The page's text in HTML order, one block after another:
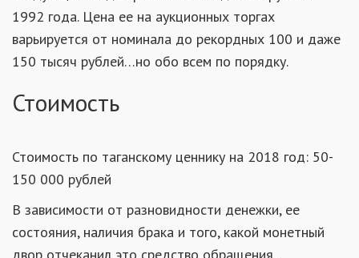
1992 года. Цена ее на аукционных торгах
варьируется от номинала до рекордных 100 и даже
150 тысяч рублей…но обо всем по порядку.
Стоимость
Стоимость по таганскому ценнику на 2018 год: 50-
150 000 рублей
В зависимости от разновидности денежки, ее
состояния, наличия брака и того, какой монетный